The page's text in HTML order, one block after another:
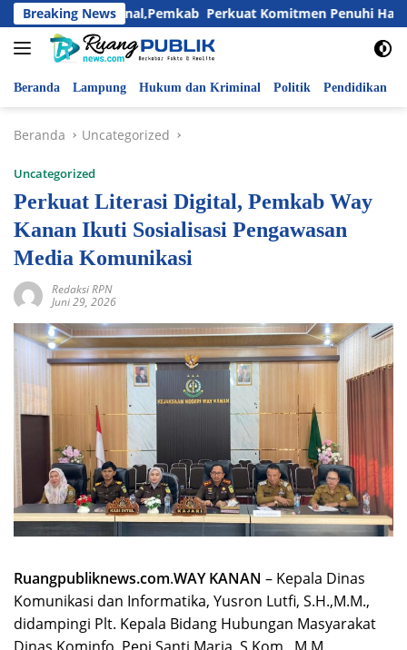
Langsung
ke
konten
Breaking News
Nasional,Pemkab Perkuat Komitmen Penuhi Hak dan
Beranda Lampung Hukum dan Kriminal Politik Pendidikan
Beranda Uncategorized
Uncategorized
Perkuat Literasi Digital, Pemkab Way
Kanan Ikuti Sosialisasi Pengawasan
Media Komunikasi
Redaksi RPN
Juni 29, 2026
Ruangpubliknews.com.WAY KANAN – Kepala Dinas
Komunikasi dan Informatika, Yusron Lutfi, S.H.,M.M.,
didampingi Plt. Kepala Bidang Hubungan Masyarakat